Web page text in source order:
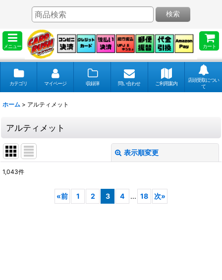
メニュー カート
検索
カテゴリ マイページ 収録弾 問い合わせ ご利用案内
店頭受取につい
て
ホーム > アルティメット
アルティメット
表示順変更
1,043件
«前 1 2 3 4 ... 18 次»